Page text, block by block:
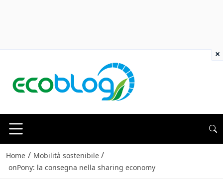
Home / Mobilità sostenibile /
onPony: la consegna nella sharing economy
×